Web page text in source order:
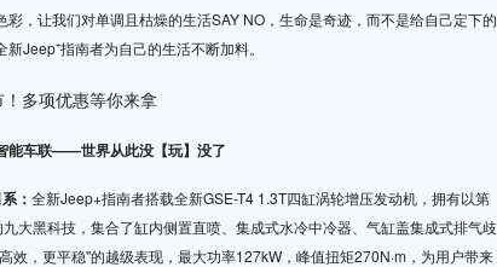
，让我们对单调且枯燥的生活SAY NO，生命是奇迹，而不是给自己定下的
Jeep⁺指南者为自己的生活不断加料。
能车联——世界从此没【玩】没了
： 全新Jeep+指南者搭载全新GSE-T4 1.3T四缸涡轮增压发动机，拥有以第
大黑科技，集合了缸内侧置直喷、集成式水冷中冷器、气缸盖集成式排气歧
效，更平稳"的越级表现，最大功率127kW，峰值扭矩270N·m，为用户带来